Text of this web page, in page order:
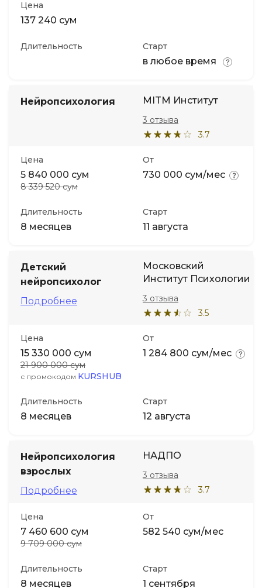
Цена
137 240 сум
Длительность Старт
в любое время
Нейропсихология MITM Институт
3.7
3 отзыва
Цена
5 840 000 сум
8 339 520 сум
От
730 000 сум/мес
Длительность
8 месяцев
Старт
11 августа
Детский
нейропсихолог
Подробнее
Московский
Институт Психологии
3.5
3 отзыва
Цена
15 330 000 сум
21 900 000 сум
с промокодом KURSHUB
От
1 284 800 сум/мес
Длительность
8 месяцев
Старт
12 августа
Нейропсихология
взрослых
Подробнее
НАДПО
3.7
3 отзыва
Цена
7 460 600 сум
9 709 000 сум
От
582 540 сум/мес
Длительность
8 месяцев
Старт
1 сентября